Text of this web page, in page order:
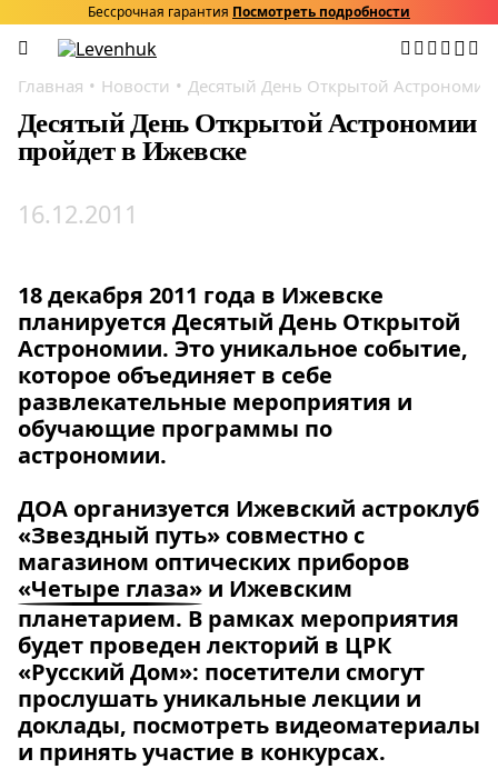
Бессрочная гарантия Посмотреть подробности
Главная Новости Десятый День Открытой
Десятый День Открытой Астрономии
пройдет в Ижевске
16.12.2011
18 декабря 2011 года в Ижевске
планируется Десятый День Открытой
Астрономии. Это уникальное событие,
которое объединяет в себе
развлекательные мероприятия и
обучающие программы по
астрономии.
ДОА организуется Ижевский астроклуб
«Звездный путь» совместно с
магазином оптических приборов
«Четыре глаза» и Ижевским
планетарием. В рамках мероприятия
будет проведен лекторий в ЦРК
«Русский Дом»: посетители смогут
прослушать уникальные лекции и
доклады, посмотреть видеоматериалы
и принять участие в конкурсах.